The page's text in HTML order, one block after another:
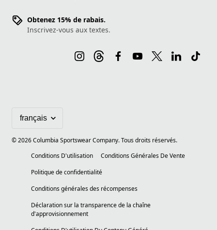
Obtenez 15% de rabais.
Inscrivez-vous aux textes.
©2026Columbia Sportswear Company. Tous droits réservés.
Conditions D'utilisation
Conditions Générales De Vente
Politique de confidentialité
Conditions générales des récompenses
Déclaration sur la transparence de la chaîne
d'approvisionnement